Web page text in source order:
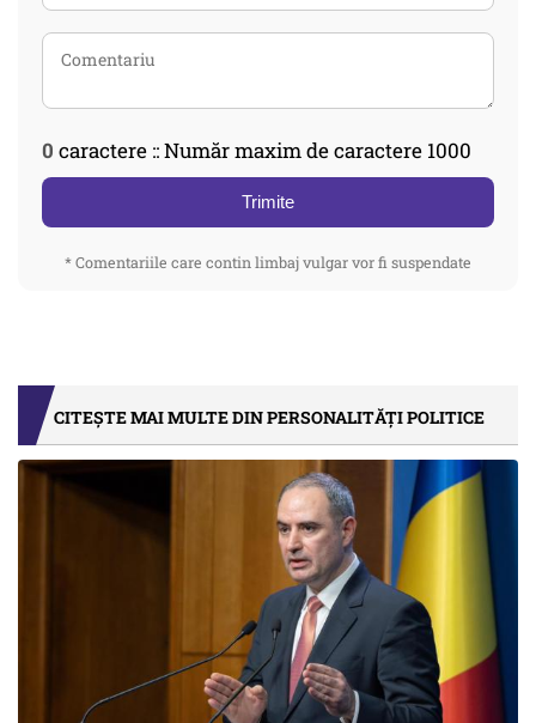
0 caractere :: Număr maxim de caractere 1000
Trimite
* Comentariile care contin limbaj vulgar vor fi suspendate
CITEȘTE MAI MULTE DIN PERSONALITĂȚI POLITICE